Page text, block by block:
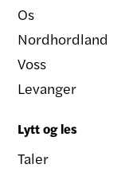
Os
Nordhordland
Voss
Levanger
Lytt og les
Taler